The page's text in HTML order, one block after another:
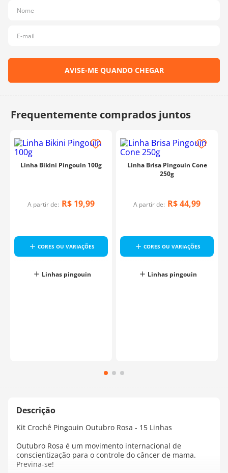
Linha Bikini Pingouin 100g
A partir de: R$ 19,99
CORES OU VARIAÇÕES
Linhas pingouin
Linha Brisa Pingouin Cone
250g
A partir de: R$44,99
CORES OU VARIAÇÕES
Linhas pingouin
Kit Crochê Pingouin Outubro Rosa - 15 Linhas
Outubro Rosa é um movimento internacional de
conscientização para o controle do câncer de mama.
Previna-se!
10º